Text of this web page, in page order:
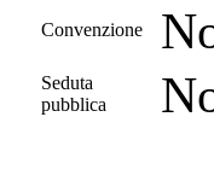
Convenzione
Seduta
pubblica